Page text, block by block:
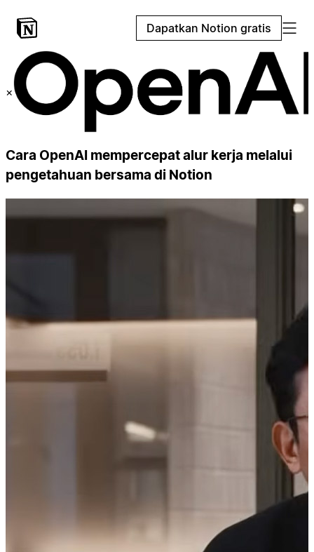
Dapatkan Notion gratis
×
Cara OpenAI mempercepat alur kerja melalui
pengetahuan bersama di Notion